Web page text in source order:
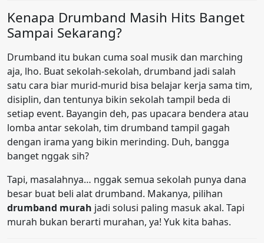
Kenapa Drumband Masih Hits Banget
Sampai Sekarang?
Drumband itu bukan cuma soal musik dan marching
aja, lho. Buat sekolah-sekolah, drumband jadi salah
satu cara biar murid-murid bisa belajar kerja sama tim,
disiplin, dan tentunya bikin sekolah tampil beda di
setiap event. Bayangin deh, pas upacara bendera atau
lomba antar sekolah, tim drumband tampil gagah
dengan irama yang bikin merinding. Duh, bangga
banget nggak sih?
Tapi, masalahnya… nggak semua sekolah punya dana
besar buat beli alat drumband. Makanya, pilihan
drumband murah jadi solusi paling masuk akal. Tapi
murah bukan berarti murahan, ya! Yuk kita bahas.